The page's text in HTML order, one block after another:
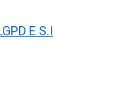
E S.I